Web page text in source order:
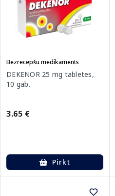
Bezrecepšu medikaments
DEKENOR 25 mg tabletes,
10 gab.
3.65 €
Pirkt